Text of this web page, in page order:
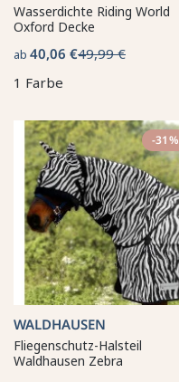
Wasserdichte Riding World
Oxford Decke
ab 40,06 €49,99 €
1 Farbe
-31%
WALDHAUSEN
Fliegenschutz-Halsteil
Waldhausen Zebra